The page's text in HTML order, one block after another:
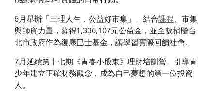
6月舉辦「三理人生．公益好市集」，結合課程、市集
與師資力量，募得1,336,107元公益金，並全數捐贈台
北市政府作為復康巴士基金，讓學習實際回饋社會。
7月延續第十七期《青春小股東》理財培訓營，引導青
少年建立正確財務觀念，成為自己夢想的第一位投資
人。